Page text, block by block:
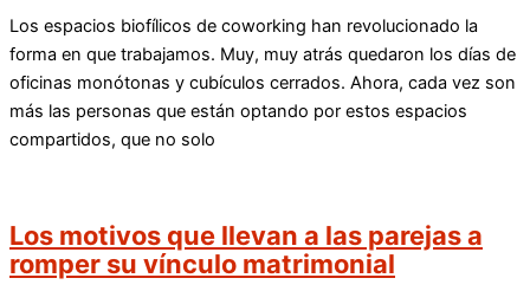
Los espacios biofílicos de coworking han revolucionado la
forma en que trabajamos. Muy, muy atrás quedaron los días de
oficinas monótonas y cubículos cerrados. Ahora, cada vez son
más las personas que están optando por estos espacios
compartidos, que no solo
Los motivos que llevan a las parejas a
romper su vínculo matrimonial